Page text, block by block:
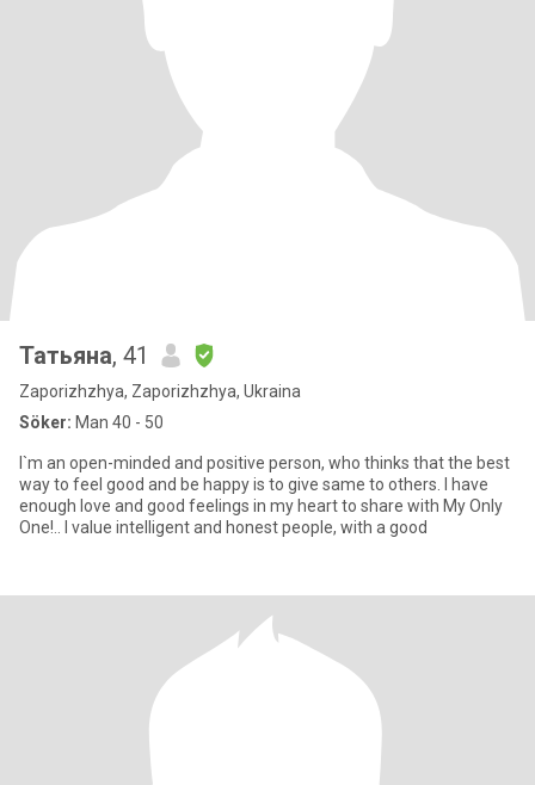
Татьяна, 41
Zaporizhzhya, Zaporizhzhya, Ukraina
Söker: Man 40 - 50
I`m an open-minded and positive person, who thinks that the best
way to feel good and be happy is to give same to others. I have
enough love and good feelings in my heart to share with My Only
One!.. I value intelligent and honest people, with a good